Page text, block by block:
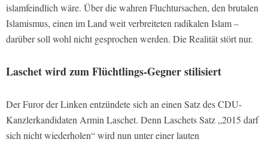
islamfeindlich wäre. Über die wahren Fluchtursachen, den brutalen
Islamismus, einen im Land weit verbreiteten radikalen Islam –
darüber soll wohl nicht gesprochen werden. Die Realität stört nur.
Laschet wird zum Flüchtlings-Gegner stilisiert
Der Furor der Linken entzündete sich an einen Satz des CDU-
Kanzlerkandidaten Armin Laschet. Denn Laschets Satz „2015 darf
sich nicht wiederholen“ wird nun unter einer lauten